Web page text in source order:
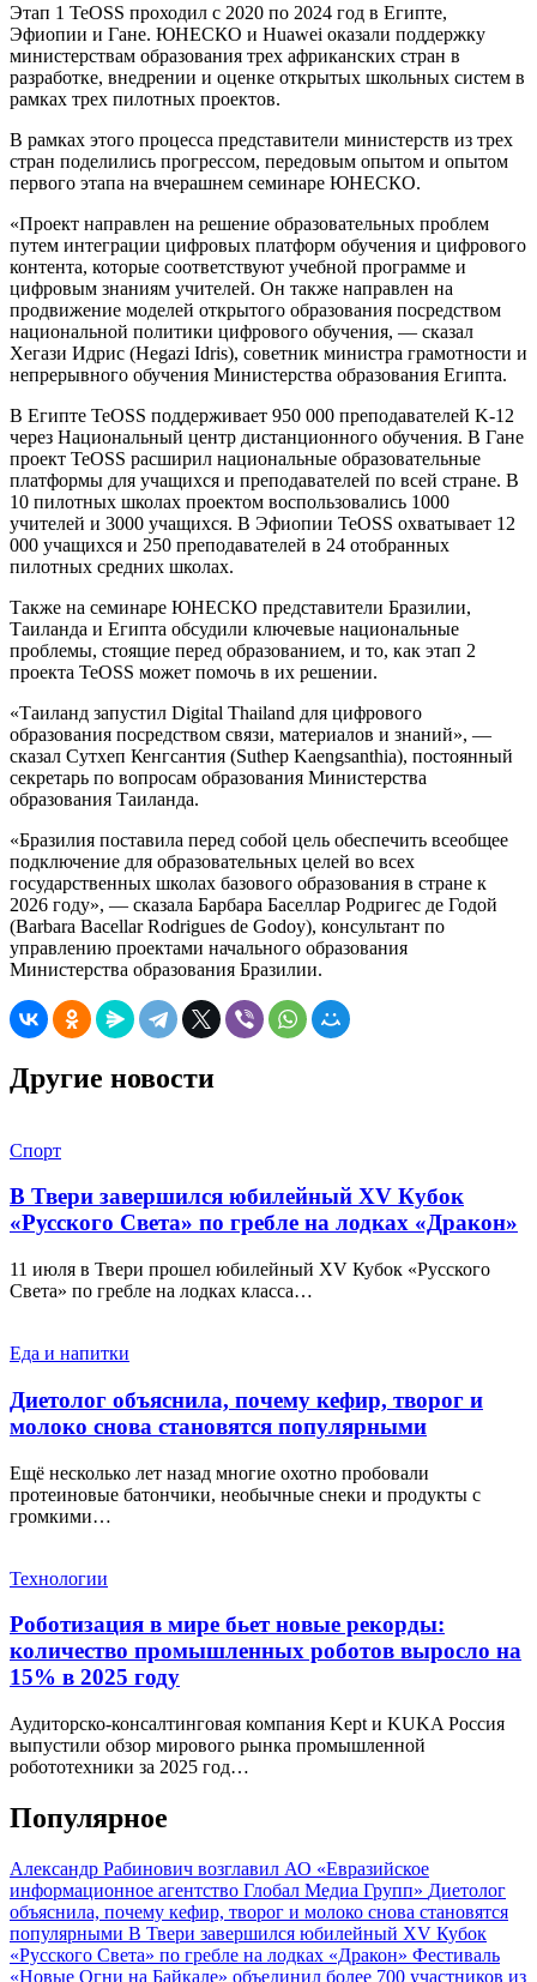
Этап 1 TeOSS проходил с 2020 по 2024 год в Египте,
Эфиопии и Гане. ЮНЕСКО и Huawei оказали поддержку
министерствам образования трех африканских стран в
разработке, внедрении и оценке открытых школьных систем в
рамках трех пилотных проектов.
В рамках этого процесса представители министерств из трех
стран поделились прогрессом, передовым опытом и опытом
первого этапа на вчерашнем семинаре ЮНЕСКО.
«Проект направлен на решение образовательных проблем
путем интеграции цифровых платформ обучения и цифрового
контента, которые соответствуют учебной программе и
цифровым знаниям учителей. Он также направлен на
продвижение моделей открытого образования посредством
национальной политики цифрового обучения, — сказал
Хегази Идрис (Hegazi Idris), советник министра грамотности и
непрерывного обучения Министерства образования Египта.
В Египте TeOSS поддерживает 950 000 преподавателей K-12
через Национальный центр дистанционного обучения. В Гане
проект TeOSS расширил национальные образовательные
платформы для учащихся и преподавателей по всей стране. В
10 пилотных школах проектом воспользовались 1000
учителей и 3000 учащихся. В Эфиопии TeOSS охватывает 12
000 учащихся и 250 преподавателей в 24 отобранных
пилотных средних школах.
Также на семинаре ЮНЕСКО представители Бразилии,
Таиланда и Египта обсудили ключевые национальные
проблемы, стоящие перед образованием, и то, как этап 2
проекта TeOSS может помочь в их решении.
«Таиланд запустил Digital Thailand для цифрового
образования посредством связи, материалов и знаний», —
сказал Сутхеп Кенгсантия (Suthep Kaengsanthia), постоянный
секретарь по вопросам образования Министерства
образования Таиланда.
«Бразилия поставила перед собой цель обеспечить всеобщее
подключение для образовательных целей во всех
государственных школах базового образования в стране к
2026 году», — сказала Барбара Баселлар Родригес де Годой
(Barbara Bacellar Rodrigues de Godoy), консультант по
управлению проектами начального образования
Министерства образования Бразилии.
Другие новости
Спорт
В Твери завершился юбилейный XV Кубок
«Русского Света» по гребле на лодках «Дракон»
11 июля в Твери прошел юбилейный XV Кубок «Русского
Света» по гребле на лодках класса…
Еда и напитки
Диетолог объяснила, почему кефир, творог и
молоко снова становятся популярными
Ещё несколько лет назад многие охотно пробовали
протеиновые батончики, необычные снеки и продукты с
громкими…
Технологии
Роботизация в мире бьет новые рекорды:
количество промышленных роботов выросло на
15% в 2025 году
Аудиторско-консалтинговая компания Kept и KUKA Россия
выпустили обзор мирового рынка промышленной
робототехники за 2025 год…
Популярное
Александр Рабинович возглавил АО «Евразийское
информационное агентство Глобал Медиа Групп» Диетолог
объяснила, почему кефир, творог и молоко снова становятся
популярными В Твери завершился юбилейный XV Кубок
«Русского Света» по гребле на лодках «Дракон» Фестиваль
«Новые Огни на Байкале» объединил более 700 участников из